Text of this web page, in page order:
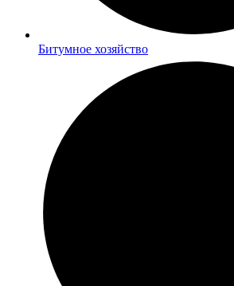
Битумное хозяйство